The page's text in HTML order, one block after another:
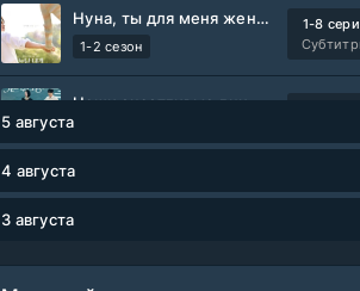
Нуна, ты для меня женщина 2
1-2 сезон
1-8
Наши счастливые дни
Мисс Стерва
1-10
5 августа
4 августа
3 августа